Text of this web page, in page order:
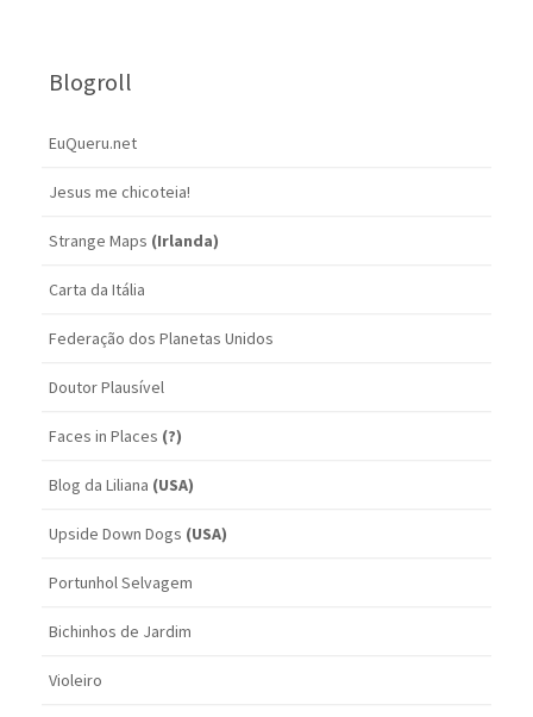
Blogroll
EuQueru.net
Jesus me chicoteia!
Strange Maps (Irlanda)
Carta da Itália
Federação dos Planetas Unidos
Doutor Plausível
Faces in Places (?)
Blog da Liliana (USA)
Upside Down Dogs (USA)
Portunhol Selvagem
Bichinhos de Jardim
Violeiro